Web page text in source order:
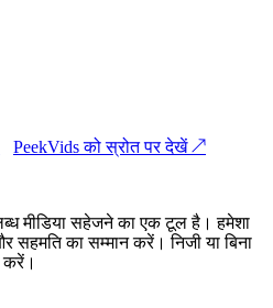
PeekVids को स्रोत पर देखें ↗
मीडिया सहेजने का एक टूल है। हमेशा
सहमति का सम्मान करें। निजी या बिना
करें।